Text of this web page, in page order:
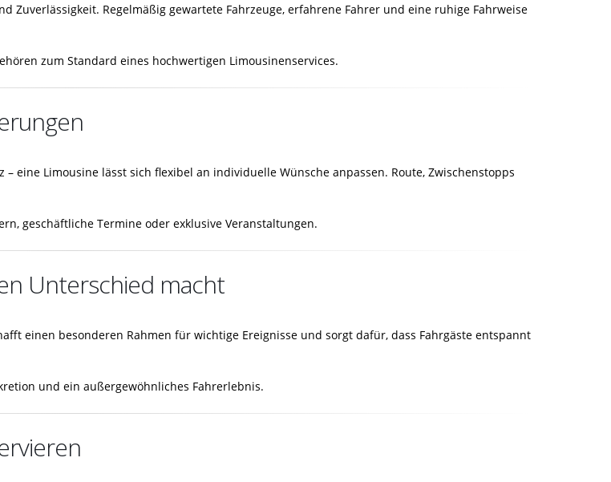
Zuverlässigkeit. Regelmäßig gewartete Fahrzeuge, erfahrene Fahrer und eine ruhige Fahrweise
zum Standard eines hochwertigen Limousinenservices.
eine Limousine lässt sich flexibel an individuelle Wünsche anpassen. Route, Zwischenstopps
geschäftliche Termine oder exklusive Veranstaltungen.
Unterschied macht
einen besonderen Rahmen für wichtige Ereignisse und sorgt dafür, dass Fahrgäste entspannt
und ein außergewöhnliches Fahrerlebnis.